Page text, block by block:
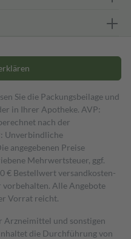
Sie die Packungsbeilage und
in Ihrer Apotheke. AVP:
nach der
Unverbindliche
angegebenen Preise
Mehrwertsteuer, ggf.
€ Bestell­wert versand­kosten­
Alle Angebote
Vorrat reicht.
Arzneimittel und sonstigen
die Durchführung von